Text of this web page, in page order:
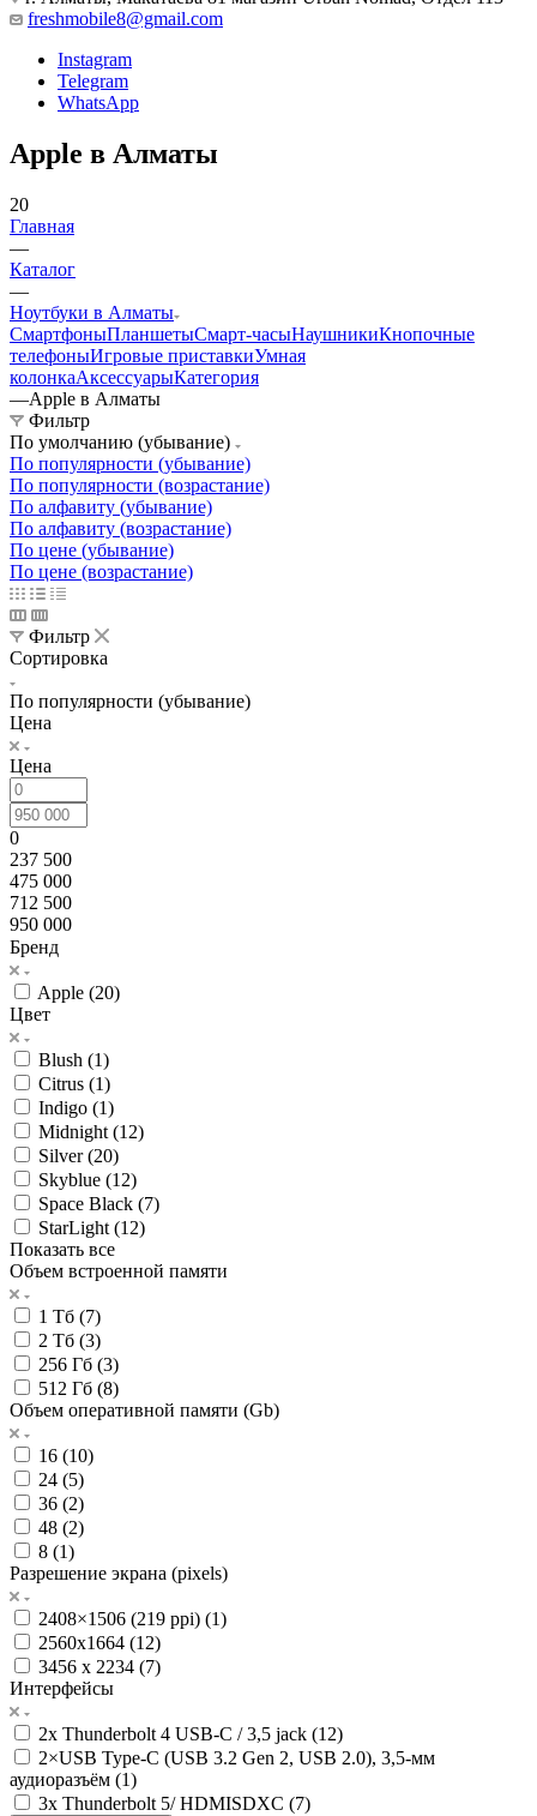
freshmobile8@gmail.com
Instagram
Telegram
WhatsApp
Apple в Алматы
20
Главная
—
Каталог
—
Ноутбуки в Алматы
СмартфоныПланшетыСмарт-часыНаушникиКнопочные
телефоныИгровые приставкиУмная
колонкаАксессуарыКатегория
—Apple в Алматы
Фильтр
По умолчанию (убывание)
По популярности (убывание)
По популярности (возрастание)
По алфавиту (убывание)
По алфавиту (возрастание)
По цене (убывание)
По цене (возрастание)
Фильтр
Сортировка
По популярности (убывание)
Цена
Цена
0
237 500
475 000
712 500
950 000
Бренд
Apple (20)
Цвет
Blush (1)
Citrus (1)
Indigo (1)
Midnight (12)
Silver (20)
Skyblue (12)
Space Black (7)
StarLight (12)
Показать все
Объем встроенной памяти
1 Тб (7)
2 Тб (3)
256 Гб (3)
512 Гб (8)
Объем оперативной памяти (Gb)
16 (10)
24 (5)
36 (2)
48 (2)
8 (1)
Разрешение экрана (pixels)
2408×1506 (219 ppi) (1)
2560x1664 (12)
3456 x 2234 (7)
Интерфейсы
2x Thunderbolt 4 USB-C / 3,5 jack (12)
2×USB Type-C (USB 3.2 Gen 2, USB 2.0), 3,5-мм
аудиоразъём (1)
3x Thunderbolt 5/ HDMISDXC (7)